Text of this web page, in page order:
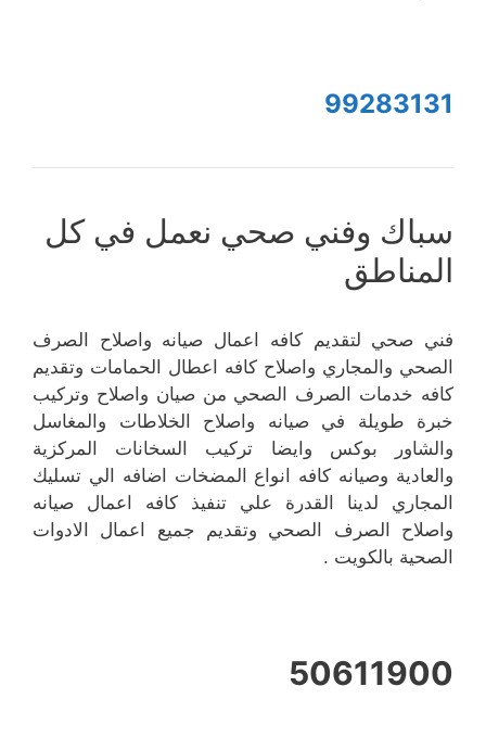
99283131
سباك وفني صحي نعمل في كل
المناطق
فني صحي لتقديم كافه اعمال صيانه واصلاح الصرف
الصحي والمجاري واصلاح كافه اعطال الحمامات وتقديم
كافه خدمات الصرف الصحي من صيان واصلاح وتركيب
خبرة طويلة في صيانه واصلاح الخلاطات والمغاسل
والشاور بوكس وايضا تركيب السخانات المركزية
والعادية وصيانه كافه انواع المضخات اضافه الي تسليك
المجاري لدينا القدرة علي تنفيذ كافه اعمال صيانه
واصلاح الصرف الصحي وتقديم جميع اعمال الادوات
الصحية بالكويت .
50611900